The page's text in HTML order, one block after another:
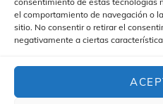
el comportamiento de navegación o
sitio. No consentir o retirar el
negativamente a ciertas